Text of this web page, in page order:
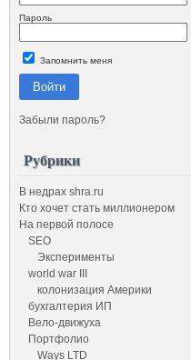
Пароль
Запомнить меня
Войти
Забыли пароль?
Рубрики
В недрах shra.ru
Кто хочет стать миллионером
На первой полосе
SEO
Эксперименты
world war III
колонизация Америки
бухгалтерия ИП
Вело-движуха
Портфолио
Ways LTD